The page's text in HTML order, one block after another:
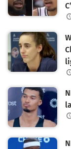
a
i
o
d
e
s